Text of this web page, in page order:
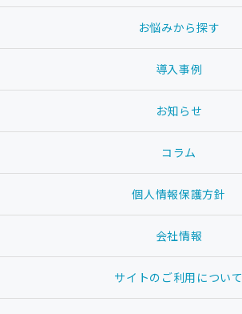
お悩みから探す
導入事例
お知らせ
コラム
個人情報保護方針
会社情報
サイトのご利用について